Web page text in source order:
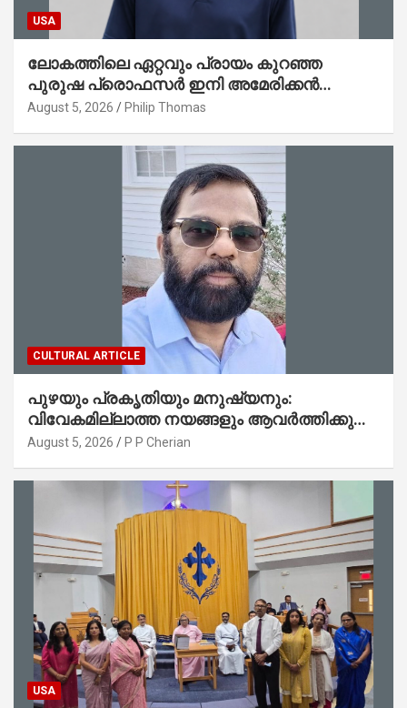
USA
ലോകത്തിലെ ഏറ്റവും പ്രായം കുറഞ്ഞ
പുരുഷ പ്രൊഫസർ ഇനി അമേരിക്കൻ
മലയാളി നേഥൻ തോമസ്
August 5, 2026 Philip Thomas
CULTURAL ARTICLE
പുഴയും പ്രകൃതിയും മനുഷ്യനും:
വിവേകമില്ലാത്ത നയങ്ങളും ആവർത്തിക്കുന്ന
ദുരന്തങ്ങളും : റവ. ജെയിംസ് കെ.
August 5, 2026 P P Cherian
USA